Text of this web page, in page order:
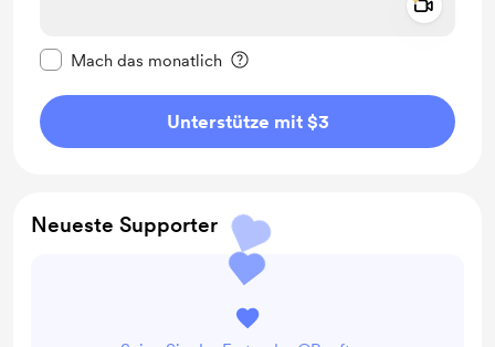
Mach das monatlich
Unterstütze mit $3
Neueste Supporter